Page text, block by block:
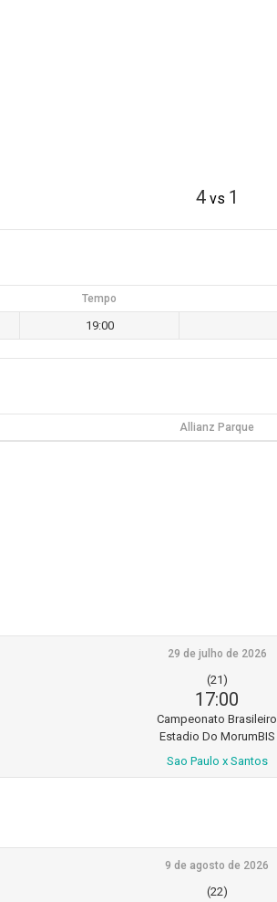
4vs 1
Tempo
19:00
Allianz Parque
29 de julho de 2026
(21)
17:00
Campeonato Brasileiro
Estadio Do MorumBIS
Sao Paulo x Santos
9 de agosto de 2026
(22)